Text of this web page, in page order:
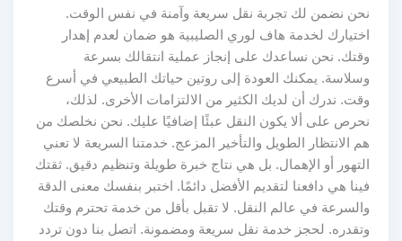
نحن نضمن لك تجربة نقل سريعة وآمنة في نفس الوقت.
اختيارك لخدمة هاف لوري الصليبية هو ضمان لعدم إهدار
وقتك. نحن نساعدك على إنجاز عملية انتقالك بسرعة
وسلاسة. يمكنك العودة إلى روتين حياتك الطبيعي في أسرع
وقت. ندرك أن لديك الكثير من الالتزامات الأخرى. لذلك،
نحرص على ألا يكون النقل عبئًا إضافيًا عليك. نحن نخلصك من
هم الانتظار الطويل والتأخير المزعج. خدمتنا السريعة لا تعني
التهور أو الإهمال. بل هي نتاج خبرة طويلة وتنظيم دقيق. ثقتك
فينا هي دافعنا لتقديم الأفضل دائمًا. اختبر بنفسك معنى الدقة
والسرعة في عالم النقل. لا تقبل بأقل من خدمة تحترم وقتك
وتقدره. لحجز خدمة نقل سريعة ومضمونة. اتصل بنا دون تردد